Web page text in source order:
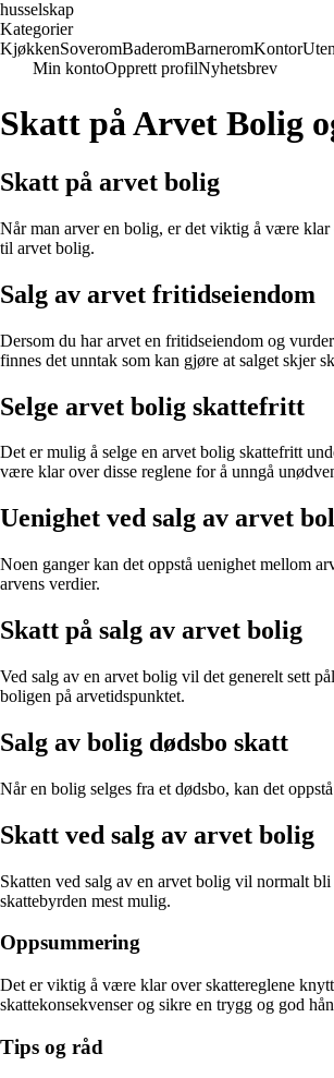
husselskap
Kategorier
KjøkkenSoveromBaderomBarneromKontor
Min kontoOpprett profilNyhetsbrev
Skatt på Arvet Bolig
Skatt på arvet bolig
Når man arver en bolig, er det viktig å være klar
til arvet bolig.
Salg av arvet fritidseiendom
Dersom du har arvet en fritidseiendom og
finnes det unntak som kan gjøre at salget skjer
Selge arvet bolig skattefritt
Det er mulig å selge en arvet bolig skattefritt
være klar over disse reglene for å unngå
Uenighet ved salg av arvet
Noen ganger kan det oppstå uenighet mellom
arvens verdier.
Skatt på salg av arvet bolig
Ved salg av en arvet bolig vil det generelt sett
boligen på arvetidspunktet.
Salg av bolig dødsbo skatt
Når en bolig selges fra et dødsbo, kan det
Skatt ved salg av arvet bolig
Skatten ved salg av en arvet bolig vil normalt
skattebyrden mest mulig.
Oppsummering
Det er viktig å være klar over skattereglene
skattekonsekvenser og sikre en trygg og god
Tips og råd